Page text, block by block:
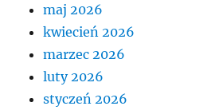
maj 2026
kwiecień 2026
marzec 2026
luty 2026
styczeń 2026